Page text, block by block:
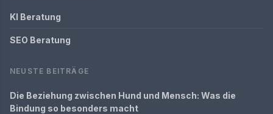
KI Beratung
SEO Beratung
NEUSTE BEITRÄGE
Die Beziehung zwischen Hund und Mensch: Was die
Bindung so besonders macht